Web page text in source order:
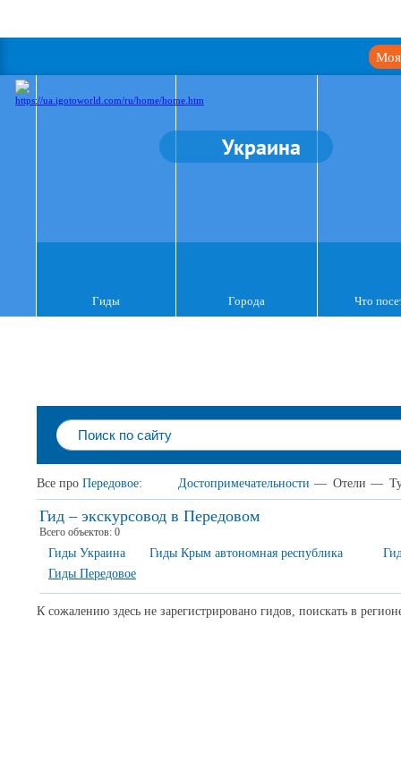
Моя
Украина
Гиды Города Что
Все про Передовое: Достопримечательности — Отели —
Гид – экскурсовод в Передовом
Всего объектов: 0
Гиды Украина Гиды Крым автономная республика
Гиды Передовое
К сожалению здесь не зарегистрировано гидов, поискать в